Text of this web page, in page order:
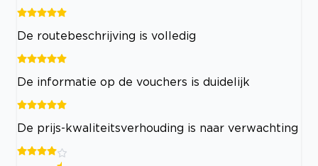
De routebeschrijving is volledig
De informatie op de vouchers is duidelijk
De prijs-kwaliteitsverhouding is naar verwachting